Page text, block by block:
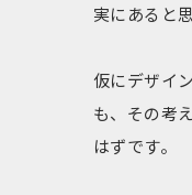
実にあると
仮にデザイ
も、その考
はずです。